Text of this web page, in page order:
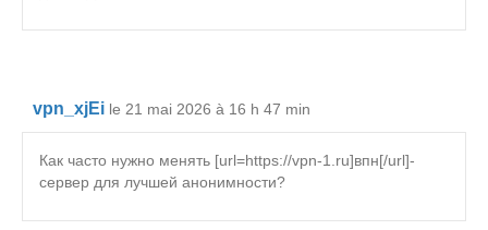
vpn_xjEi le 21 mai 2026 à 16 h 47 min
Как часто нужно менять [url=https://vpn-1.ru]впн[/url]-
сервер для лучшей анонимности?